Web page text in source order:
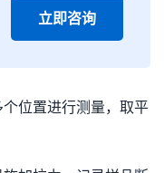
立即咨询
位置进行测量，取平